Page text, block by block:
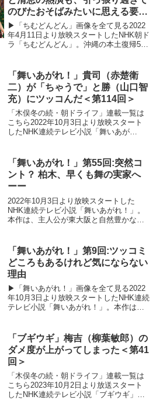
のびたおそばみたいに思える要因
とは
▶︎「ちむどんどん」画像を全て見る2022
年4月11日より放映スタートしたNHK朝ド
ラ「ちむどんどん」。沖縄の本土復帰50
主人公と支え合う兄妹たちの絆を描くス
トーリー。...
「舞いあがれ！」貴司（赤楚衛
二）が「ちゃうで」と勝（山口智
充）にツッコんだ＜第114回＞
「木俣冬の続・朝ドライフ」連載一覧は
こちら2022年10月3日より放映スタート
したNHK連続テレビ小説「舞いあが
かな長崎・五島列島で人との絆を育みな
がら、空を飛ぶ夢に向...
「舞いあがれ！」第55回:突然コ
ント？ 柏木、早くも舞の実家へ
ーー
2022年10月3日より放映スタートした
NHK連続テレビ小説「舞いあがれ！」。
本作は、主人公が東大阪と自然豊かな長
折と再生のストーリー。ものづくりの
町・東大阪で生まれ育...
「舞いあがれ！」第9回:ツッコミ
どころもあるけれど気にならない
理由
▶「舞いあがれ！」画像を全て見る2022
年10月3日より放映スタートしたNHK連続
テレビ小説「舞いあがれ！」。本作は、
ら、空を飛ぶ夢に向かっていく挫折と再
生のストーリー。...
「ブギウギ」梅吉（柳葉敏郎）の
ダメ度が上がってしまった＜第41
回＞
「木俣冬の続・朝ドライフ」連載一覧は
こちら2023年10月2日より放送スタート
したNHK連続テレビ小説「ブギウギ」。